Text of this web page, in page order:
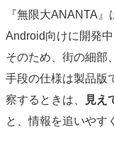
『無限大ANANTA
Android向けに開発
そのため、街の細部
手段の仕様は製品版
察するときは、
見え
と、情報を追いやす